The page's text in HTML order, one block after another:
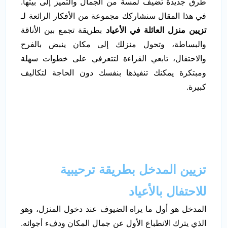
في هذا المقال سنشاركك مجموعة من الأفكار الرائعة لـ
تزيين منزل العائلة في الأعياد بطريقة تجمع بين الأناقة
والبساطة، وتحول منزلك إلى مكان ينبض بالفرح
والاحتفال، تابعي القراءة لتتعرفي على خطوات سهلة
ومبتكرة يمكنك تنفيذها بنفسك دون الحاجة لتكاليف
كبيرة.
تزيين المدخل بطريقة ترحيبية
للاحتفال بالأعياد
المدخل هو أول ما يراه الضيوف عند دخول المنزل، وهو
الذي يترك الانطباع الأول عن جمال المكان ودفء أجوائه.